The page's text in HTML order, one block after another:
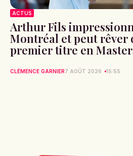
ACTUS
Arthur Fils
Montréal et peut rêver
premier titre en
CLÉMENCE GARNIER7 AOÛT 2026 15:55